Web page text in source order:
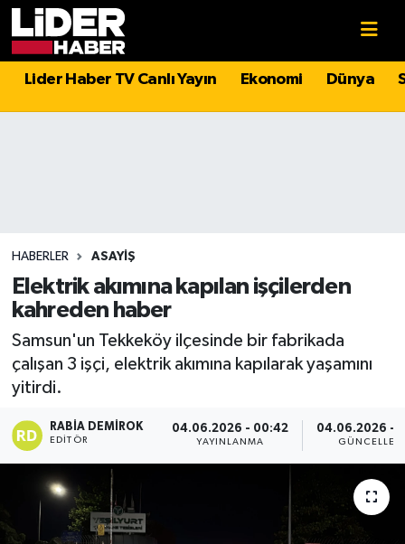
Lider Haber TV Canlı Yayın Ekonomi Dünya
HABERLER ASAYIŞ
Elektrik akımına kapılan işçilerden
kahreden haber
Samsun'un Tekkeköy ilçesinde bir fabrikada
çalışan 3 işçi, elektrik akımına kapılarak yaşamını
yitirdi.
RABIA DEMIROK
EDITÖR
04.06.2026 - 00:42
YAYINLANMA
04.06.2026 -
Politika
Magazin
Spor
Sağlık
Teknoloji
Turizm
Kültür - Sanat
Lider Haber TV Canlı Yayın izle
Hava Durumu
Süper Lig Puan Durumu ve Fikstür
Tüm Manşetler
Son Dakika Haberleri
Haber Arşivi